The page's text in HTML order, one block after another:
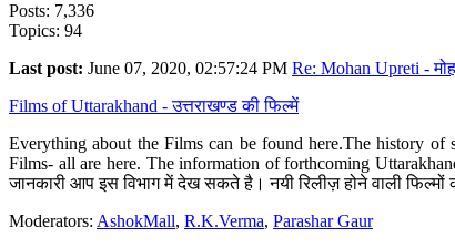
Posts: 7,336
Topics: 94
Last post: June 07, 2020, 02:57:24 PM Re: Mohan Upreti -
Films of Uttarakhand - उत्तराखण्ड की फिल्में
Everything about the Films can be found here.The history of
Films- all are here. The information of forthcoming
जानकारी आप इस विभाग में देख सकते है। नयी रिलीज़ होने वाली फिल्मों
Moderators: AshokMall, R.K.Verma, Parashar Gaur